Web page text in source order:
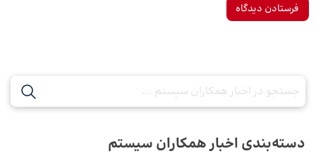
دسته‌بندی اخبار همکاران سیستم